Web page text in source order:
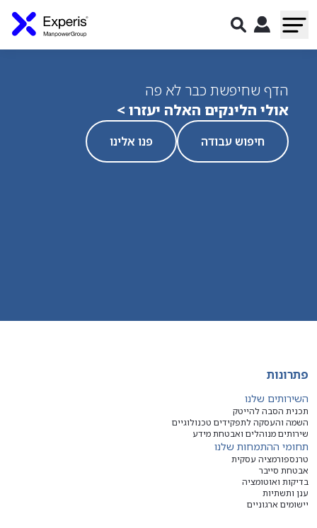
הדף שחיפשת כבר לא פה
אולי הלינקים האלה יעזרו >
חיפוש עבודה פנו אלינו
פתרונות
השירותים שלנו
תכנית הסבה להייטק
השמה והעסקה לתפקידים טכנולוגיים
שירותים מנוהלים ואבטחת מידע
תחומי ההתמחות שלנו
טרנספורמציה עסקית
אבטחת סייבר
בדיקות ואוטומציה
ענן ותשתיות
יישומים ארגוניים